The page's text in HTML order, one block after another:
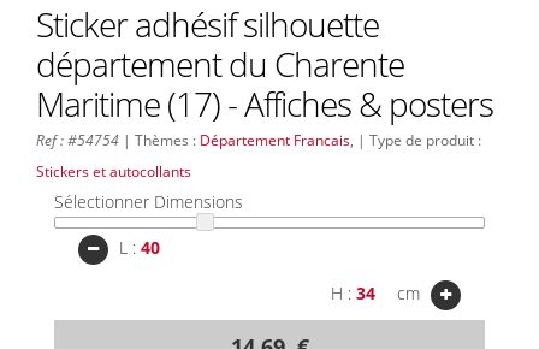
Sticker adhésif silhouette
département du Charente
Maritime (17) - Affiches & posters
Ref : #54754 | Thèmes : Département Francais , | Type de produit :
Stickers et autocollants
Sélectionner Dimensions
L :
H :
cm